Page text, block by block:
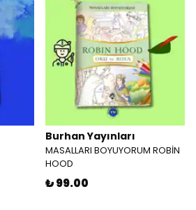
Burhan Yayınları
MASALLARI BOYUYORUM ROBİN
HOOD
₺ 99.00